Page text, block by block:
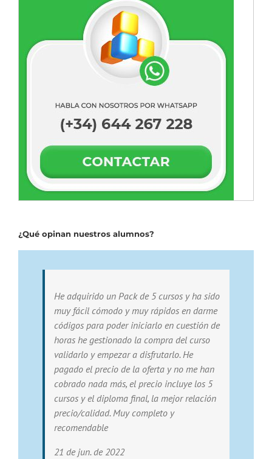
¿Qué opinan nuestros alumnos?
He adquirido un Pack de 5 cursos y ha sido
muy fácil cómodo y muy rápidos en darme
códigos para poder iniciarlo en cuestión de
horas he gestionado la compra del curso
validarlo y empezar a disfrutarlo. He
pagado el precio de la oferta y no me han
cobrado nada más, el precio incluye los 5
cursos y el diploma final, la mejor relación
precio/calidad. Muy completo y
recomendable
21 de jun. de 2022